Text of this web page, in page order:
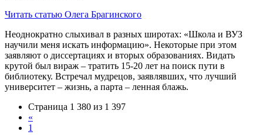
Читать статью Олега Брагинского
Неоднократно слыхивал в разных широтах: «Школа и ВУЗ
научили меня искать информацию». Некоторые при этом
заявляют о диссертациях и вторых образованиях. Видать
крутой был вираж – тратить 15-20 лет на поиск пути в
библиотеку. Встречал мудрецов, заявлявших, что лучший
университет – жизнь, а парта – ленная блажь.
Страница 1 380 из 1 397
«
1